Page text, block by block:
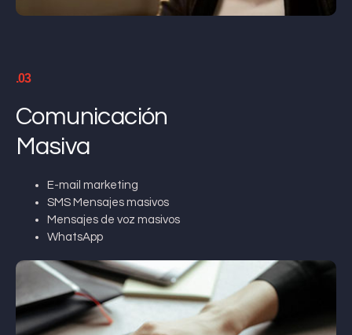
.03
Comunicación
Masiva
E-mail marketing
SMS Mensajes masivos
Mensajes de voz masivos
WhatsApp